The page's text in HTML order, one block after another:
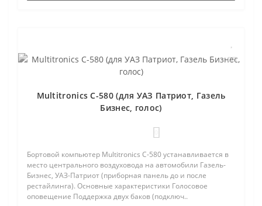
Multitronics C-580 (для УАЗ Патриот, Газель
Бизнес, голос)
Бортовой компьютер Multitronics C-580 устанавливается в
место центрального воздуховода на автомобили Газель-
Бизнес, УАЗ-Патриот (приборная панель до и после
рестайлинга). Основные характеристики Голосовое
оповещение Поддержка двух баков (подключ..